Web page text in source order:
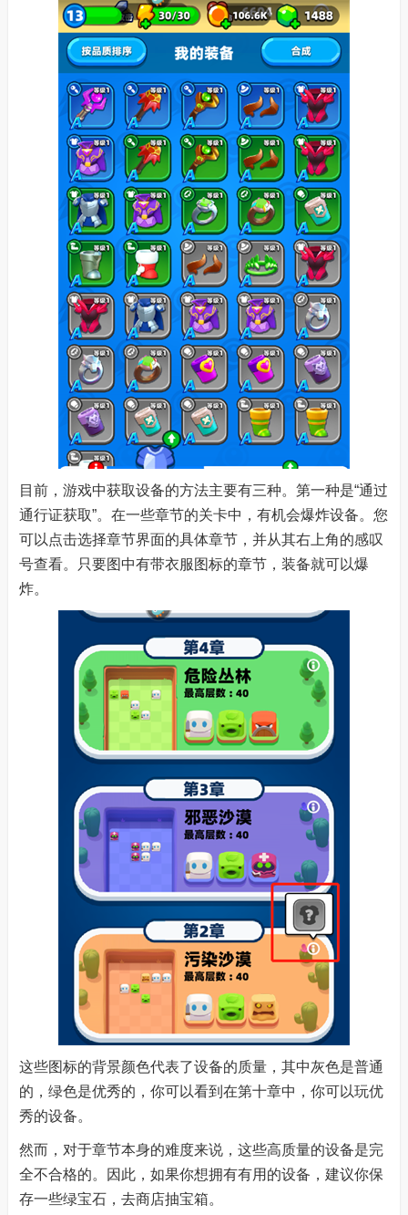
目前，游戏中获取设备的方法主要有三种。第一种是“通过
通行证获取”。在一些章节的关卡中，有机会爆炸设备。您
可以点击选择章节界面的具体章节，并从其右上角的感叹
号查看。只要图中有带衣服图标的章节，装备就可以爆
炸。
这些图标的背景颜色代表了设备的质量，其中灰色是普通
的，绿色是优秀的，你可以看到在第十章中，你可以玩优
秀的设备。
然而，对于章节本身的难度来说，这些高质量的设备是完
全不合格的。因此，如果你想拥有有用的设备，建议你保
存一些绿宝石，去商店抽宝箱。